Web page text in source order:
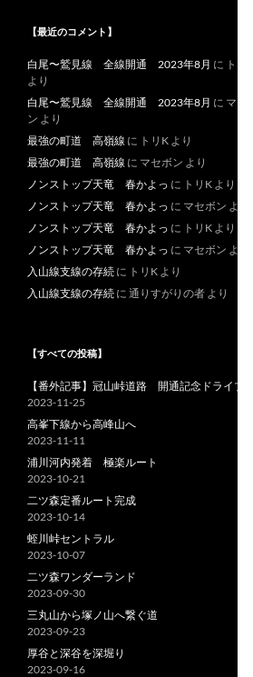
【最近のコメント】
白尾〜鷲見線 全線開通 2023年8月 に トリK
より
白尾〜鷲見線 全線開通 2023年8月 に マセボ
ン より
最強の町道 高嶺線 に トリK より
最強の町道 高嶺線 に マセボン より
ノンストップ天竜 春かよっ に トリK より
ノンストップ天竜 春かよっ に マセボン より
ノンストップ天竜 春かよっ に トリK より
ノンストップ天竜 春かよっ に マセボン より
入山線支線の存続 に トリK より
入山線支線の存続 に 通りすがりの者 より
【すべての投稿】
【番外記事】冠山峠道路 開通記念ドライブ
2023-11-25
高峯下線から高峰山へ
2023-11-11
浦川河内発着 極楽ルート
2023-10-21
二ツ森定番ルート完成
2023-10-14
蛭川峠セントラル
2023-10-07
二ツ森ワンダーランド
2023-09-30
三丸山から塚ノ山へ繋ぐ道
2023-09-23
厚谷と深谷を深堀り
2023-09-16